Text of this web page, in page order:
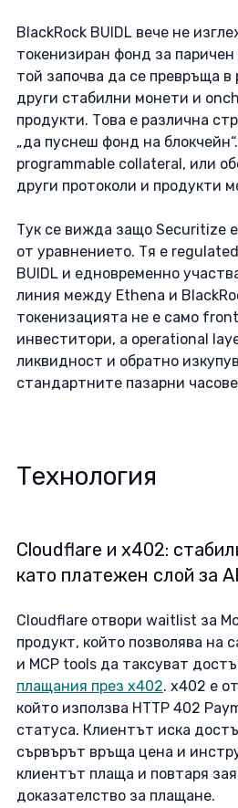
BlackRock BUIDL вече не
токенизиран фонд за паричен
той започва да се превръща в
други стабилни монети и
продукти. Това е различна
„да пуснеш фонд на
programmable collateral, или
други протоколи и продукти
Тук се вижда защо Securitize
от уравнението. Тя е
BUIDL и едновременно
линия между Ethena и
токенизацията не е само
инвеститори, а operational
ликвидност и обратно
стандартните пазарни
Технология
Cloudflare и x402:
като платежен слой за
Cloudflare отвори waitlist за
продукт, който позволява на
и MCP tools да таксуват
плащания през x402. x402 е
който използва HTTP 402
статуса. Клиентът иска
сървърът връща цена и
клиентът плаща и повтаря
доказателство за плащане.